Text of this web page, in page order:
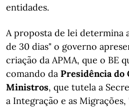
entidades.
A proposta de lei determina
de 30 dias" o governo
criação da APMA, que o BE
comando da Presidência do
Ministros, que tutela a
a Integração e as